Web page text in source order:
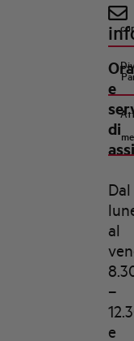
e
di
Dal
al
–
e